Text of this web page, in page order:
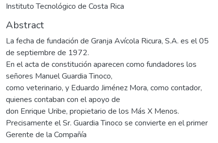
Instituto Tecnológico de Costa Rica
Abstract
La fecha de fundación de Granja Avícola Ricura, S.A. es el 05
de septiembre de 1972.
En el acta de constitución aparecen como fundadores los
señores Manuel Guardia Tinoco,
como veterinario, y Eduardo Jiménez Mora, como contador,
quienes contaban con el apoyo de
don Enrique Uribe, propietario de los Más X Menos.
Precisamente el Sr. Guardia Tinoco se convierte en el primer
Gerente de la Compañía